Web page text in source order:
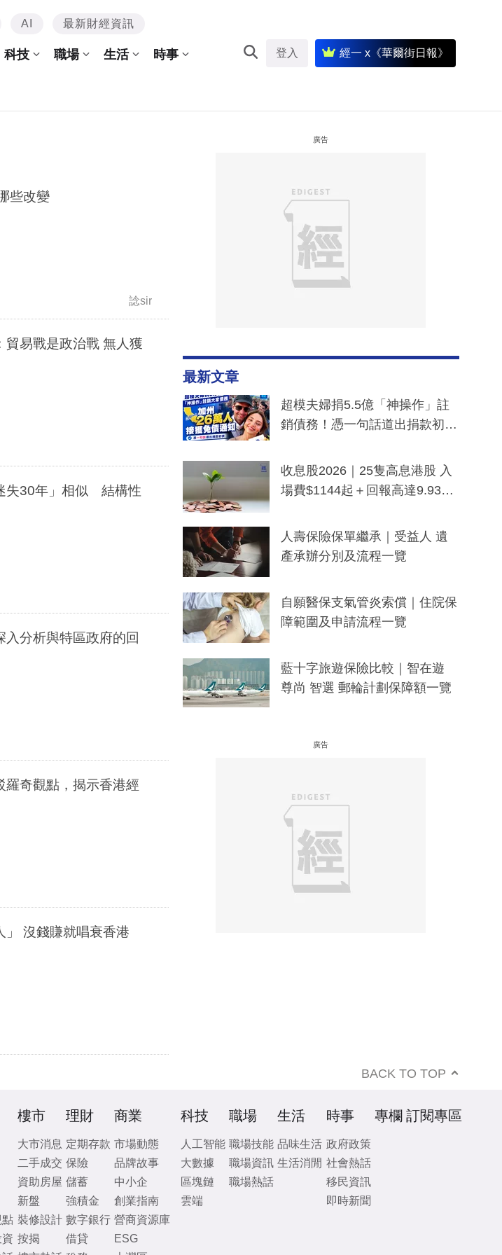
AI 最新財經資訊
科技 職場 生活 時事 登入 經一 x《華爾街日報》
些改變
諗sir
貿易戰是政治戰 無人獲
失30年」相似 結構性
分析與特區政府的回
羅奇觀點，揭示香港經
」 沒錢賺就唱衰香港
廣告
最新文章
超模夫婦捐5.5億「神操作」註
銷債務！憑一句話道出捐款初
一度被誤當詐騙手段
收息股2026｜25隻高息港股 入
場費$1144起＋回報高達9.93
人壽保險保單繼承｜受益人 遺
產承辦分別及流程一覽
自願醫保支氣管炎索償｜住院保
障範圍及申請流程一覽
藍十字旅遊保險比較｜智在遊
尊尚 智選 郵輪計劃保障額一覽
廣告
BACK TO TOP
點
樓市
大市消息
二手成交
資助房屋
新盤
裝修設計
按揭
理財
定期存款
保險
儲蓄
強積金
數字銀行
借貸
商業
市場動態
品牌故事
中小企
創業指南
營商資源庫
ESG
科技
人工智能
大數據
區塊鏈
雲端
職場
職場技能
職場資訊
職場熱話
生活
品味生活
生活消閒
時事
政府政策
社會熱話
移民資訊
即時新聞
專欄 訂閱專區